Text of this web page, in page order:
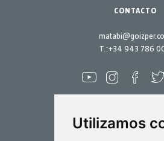
Utilizamos
T.:+34 943 786
CONTACTO